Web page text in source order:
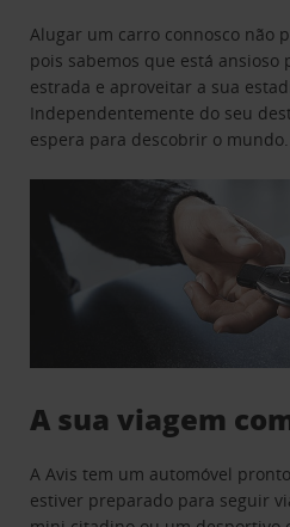
Alugar um carro connosco não
pois sabemos que está ansioso
estrada e aproveitar a sua
Independentemente do seu
espera para descobrir o mundo.
A sua viagem
A Avis tem um automóvel
estiver preparado para seguir